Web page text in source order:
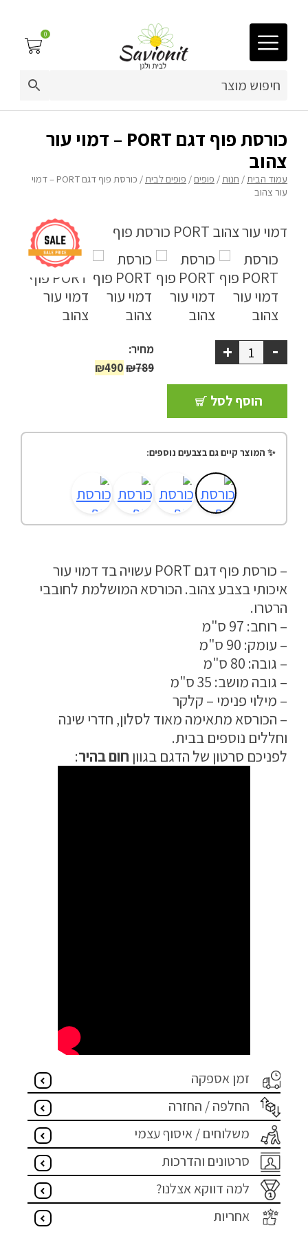
03-9212883
ריהוט גן
מערכות ישיבה וריהוט
כריות נוי
ריהוט לבית
קטלוג צבעים
אודות
טיפים והמלצות
צור קשר
0
כורסת פוף דגם PORT – דמוי עור
צהוב
עמוד הבית/ חנות/ פופים / פופים לבית
/ כורסת פוף דגם PORT – דמוי
עור צהוב
-
+
מחיר:
₪789
המחיר
₪490
הוסף לסל
✨ המוצר קיים גם בצבעים נוספים:
– כורסת פוף דגם PORT עשויה בד דמוי עור
איכותי בצבע צהוב. הכורסא המושלמת לחובבי
הרטרו.
– רוחב: 97 ס"מ
– עומק: 90 ס"מ
– גובה: 80 ס"מ
– גובה מושב: 35 ס"מ
– מילוי פנימי – קלקר
– הכורסא מתאימה מאוד לסלון, חדרי שינה
וחללים נוספים בבית.
לפניכם סרטון של הדגם בגוון חום בהיר:
זמן אספקה
החלפה / החזרה
משלוחים / איסוף עצמי
סרטונים והדרכות
למה דווקא אצלנו?
אחריות